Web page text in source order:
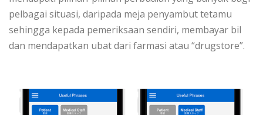
pelbagai situasi, daripada meja penyambut tetamu
sehingga kepada pemeriksaan sendiri, membayar bil
dan mendapatkan ubat dari farmasi atau “drugstore”.